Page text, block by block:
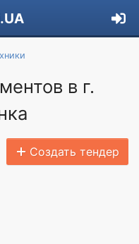
в г.
Создать тендер